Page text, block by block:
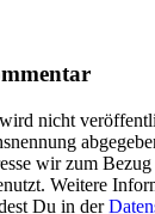
nicht
wir zum
Weitere
Du in der